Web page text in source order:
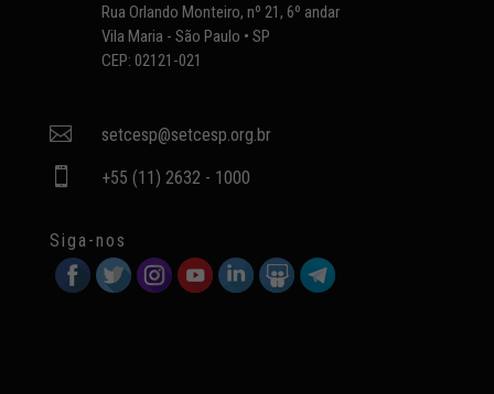
Rua Orlando Monteiro, nº 21, 6º andar
Vila Maria - São Paulo • SP
CEP: 02121-021
 setcesp@setcesp.org.br
 +55 (11) 2632 - 1000
Siga-nos